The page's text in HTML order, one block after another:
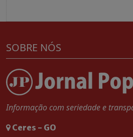
SOBRE NÓS
Informação com seriedade e
Ceres - GO